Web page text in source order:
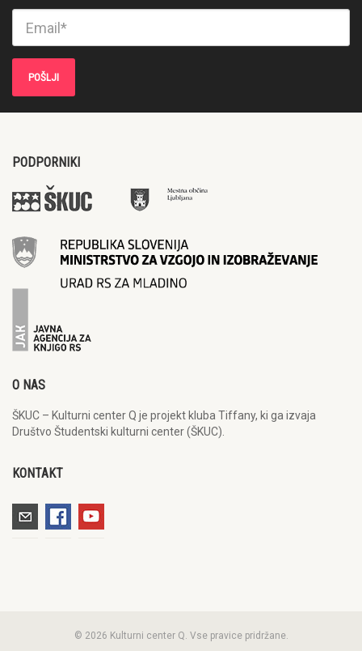
PODPORNIKI
O NAS
ŠKUC – Kulturni center Q je projekt kluba Tiffany, ki ga izvaja
Društvo Študentski kulturni center (ŠKUC).
KONTAKT
© 2026 Kulturni center Q. Vse pravice pridržane.